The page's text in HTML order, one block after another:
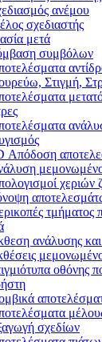
ανέμου
σχεδιαστής
μετά
συμβόλων
Στιγμή,
Απόδοση
χεριών
τμήματος
ανάλυσης
οθόνης
σχεδίων